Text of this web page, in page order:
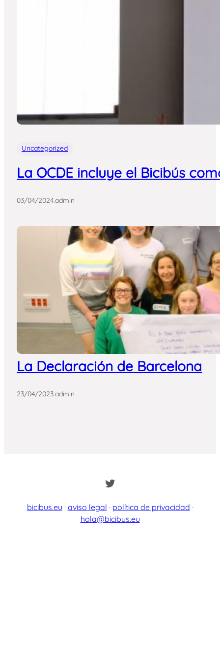
Uncategorized
La OCDE incluye el Bicibús
03/04/2024.admin
La Declaración de Barcelona
23/04/2023.admin
Twitter
bicibus.eu · aviso legal · política de privacidad ·
hola@bicibus.eu